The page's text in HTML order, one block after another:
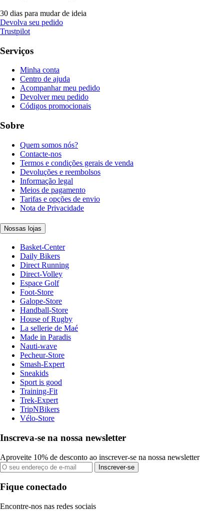
30 dias para mudar de ideia
Devolva seu pedido
Trustpilot
Serviços
Minha conta
Centro de ajuda
Acompanhar meu pedido
Devolver meu pedido
Códigos promocionais
Sobre
Quem somos nós?
Contacte-nos
Termos e condições gerais de venda
Devoluções e reembolsos
Informação legal
Meios de pagamento
Tarifas e opções de envio
Nota de Privacidade
Nossas lojas
Basket-Center
Daily Bikers
Direct Running
Direct-Volley
Espace Golf
Foot-Store
Galope-Store
Handball-Store
House of Rugby
La sellerie de Maé
Made in Paradis
Nauti-wave
Pecheur-Store
Smash-Expert
Sneakids
Sport is good
Training-Fit
Trek-Expert
TripNBikers
Vélo-Store
Inscreva-se na nossa newsletter
Aproveite 10% de desconto ao inscrever-se na nossa newsletter
Inscrever-se
Fique conectado
Encontre-nos nas redes sociais